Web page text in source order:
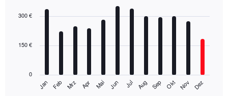
with
The
Jan Feb Mrz Apr Mai Jun Jul Aug Sep Okt Nov Dez
0
150 €
300 €